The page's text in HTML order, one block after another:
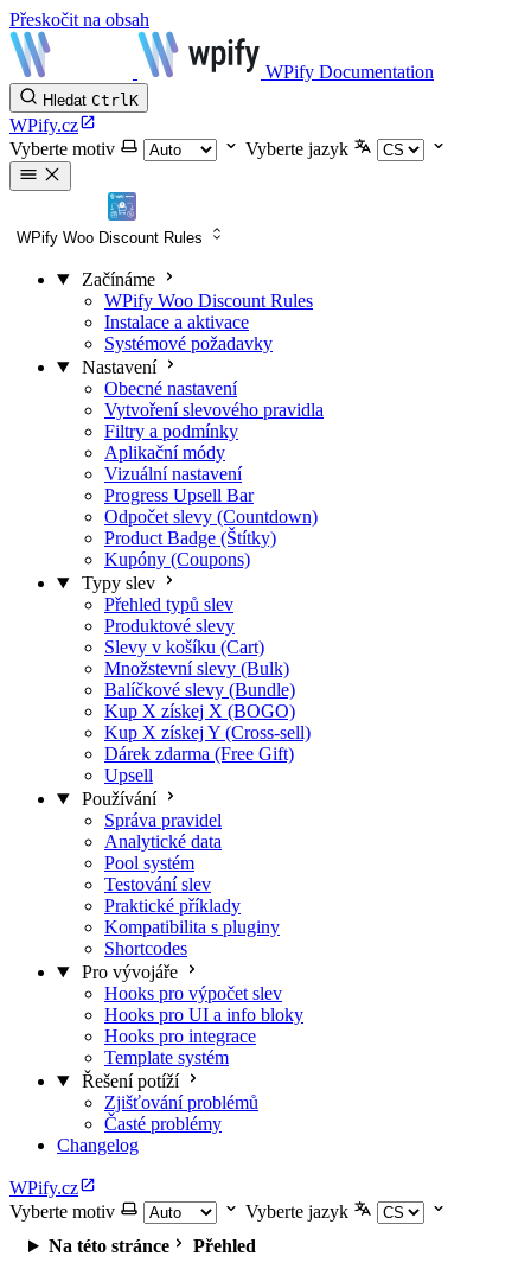
Přeskočit na obsah
WPify Documentation
Hledat CtrlK
WPify.cz
Vyberte motiv
Vyberte jazyk
WPify Woo Discount Rules
Začínáme
WPify Woo Discount Rules
Instalace a aktivace
Systémové požadavky
Nastavení
Obecné nastavení
Vytvoření slevového pravidla
Filtry a podmínky
Aplikační módy
Vizuální nastavení
Progress Upsell Bar
Odpočet slevy (Countdown)
Product Badge (Štítky)
Kupóny (Coupons)
Typy slev
Přehled typů slev
Produktové slevy
Slevy v košíku (Cart)
Množstevní slevy (Bulk)
Balíčkové slevy (Bundle)
Kup X získej X (BOGO)
Kup X získej Y (Cross-sell)
Dárek zdarma (Free Gift)
Upsell
Používání
Správa pravidel
Analytické data
Pool systém
Testování slev
Praktické příklady
Kompatibilita s pluginy
Shortcodes
Pro vývojáře
Hooks pro výpočet slev
Hooks pro UI a info bloky
Hooks pro integrace
Template systém
Řešení potíží
Zjišťování problémů
Časté problémy
Changelog
WPify.cz
Vyberte motiv
Vyberte jazyk
Na této stránce
Přehled